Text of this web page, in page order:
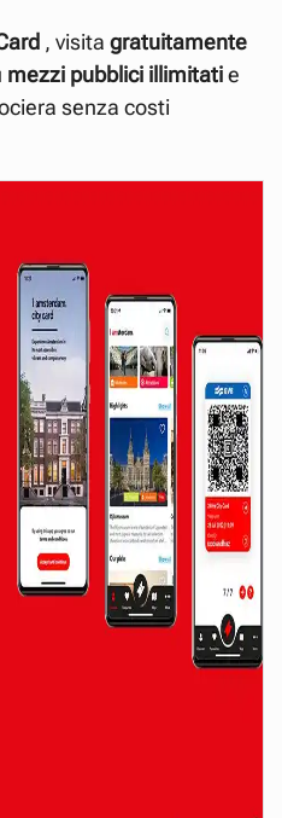
, visita gratuitamente
mezzi pubblici illimitatie
senza costi